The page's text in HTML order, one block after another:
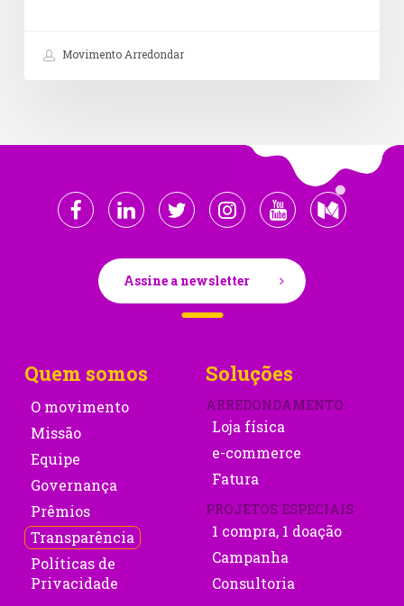
Movimento Arredondar
Assine a newsletter
Quem somos
O movimento
Missão
Equipe
Governança
Prêmios
Transparência
Políticas de
Privacidade
Soluções
ARREDONDAMENTO
Loja física
e-commerce
Fatura
PROJETOS ESPECIAIS
1 compra, 1 doação
Campanha
Consultoria